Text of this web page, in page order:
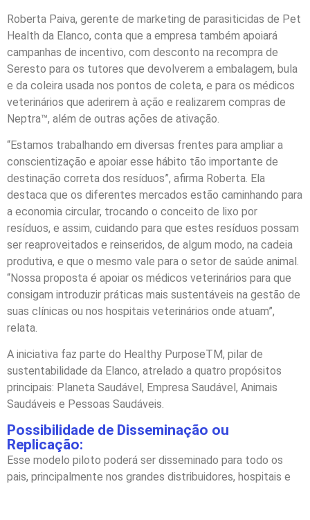
Roberta Paiva, gerente de marketing de parasiticidas de Pet
Health da Elanco, conta que a empresa também apoiará
campanhas de incentivo, com desconto na recompra de
Seresto para os tutores que devolverem a embalagem, bula
e da coleira usada nos pontos de coleta, e para os médicos
veterinários que aderirem à ação e realizarem compras de
Neptra™, além de outras ações de ativação.
“Estamos trabalhando em diversas frentes para ampliar a
conscientização e apoiar esse hábito tão importante de
destinação correta dos resíduos”, afirma Roberta. Ela
destaca que os diferentes mercados estão caminhando para
a economia circular, trocando o conceito de lixo por
resíduos, e assim, cuidando para que estes resíduos possam
ser reaproveitados e reinseridos, de algum modo, na cadeia
produtiva, e que o mesmo vale para o setor de saúde animal.
“Nossa proposta é apoiar os médicos veterinários para que
consigam introduzir práticas mais sustentáveis na gestão de
suas clínicas ou nos hospitais veterinários onde atuam”,
relata.
A iniciativa faz parte do Healthy PurposeTM, pilar de
sustentabilidade da Elanco, atrelado a quatro propósitos
principais: Planeta Saudável, Empresa Saudável, Animais
Saudáveis e Pessoas Saudáveis.
Possibilidade de Disseminação ou
Replicação:
Esse modelo piloto poderá ser disseminado para todo os
pais, principalmente nos grandes distribuidores, hospitais e